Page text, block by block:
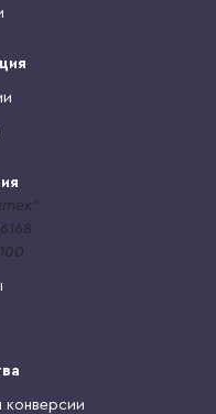
конверсии